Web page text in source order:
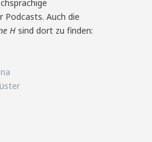
Podcasts. Auch die
H sind dort zu finden: